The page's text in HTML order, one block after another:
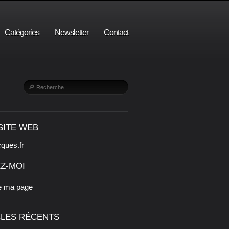
Catégories Newsletter Contact
WEB
MOI
ma page
RÉCENTS